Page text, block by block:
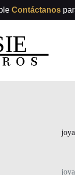
Contáctanos